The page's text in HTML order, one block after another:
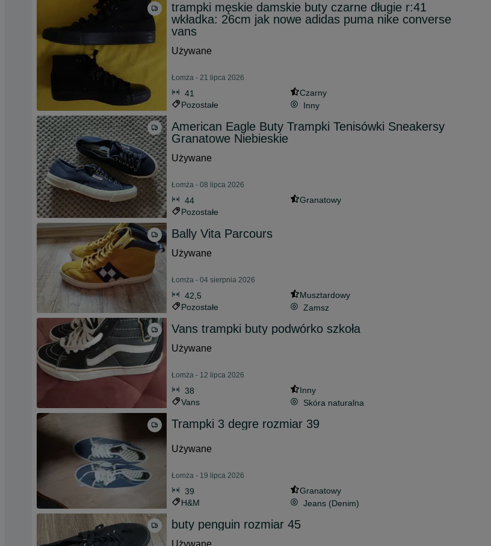
trampki męskie damskie buty czarne długie r:41
wkładka: 26cm jak nowe adidas puma nike converse
vans
Używane
Łomża - 21 lipca 2026
41
Czarny
Pozostałe
Inny
American Eagle Buty Trampki Tenisówki Sneakersy
Granatowe Niebieskie
Używane
Łomża - 08 lipca 2026
44
Granatowy
Pozostałe
Bally Vita Parcours
Używane
Łomża - 04 sierpnia 2026
42,5
Musztardowy
Pozostałe
Zamsz
Vans trampki buty podwórko szkoła
Używane
Łomża - 12 lipca 2026
38
Inny
Vans
Skóra naturalna
Trampki 3 degre rozmiar 39
Używane
Łomża - 19 lipca 2026
39
Granatowy
H&M
Jeans (Denim)
buty penguin rozmiar 45
Używane